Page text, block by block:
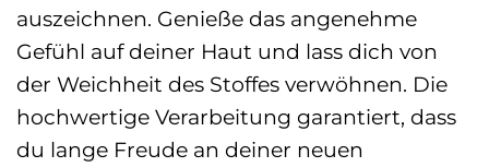
auszeichnen. Genieße das angenehme
Gefühl auf deiner Haut und lass dich von
der Weichheit des Stoffes verwöhnen. Die
hochwertige Verarbeitung garantiert, dass
du lange Freude an deiner neuen